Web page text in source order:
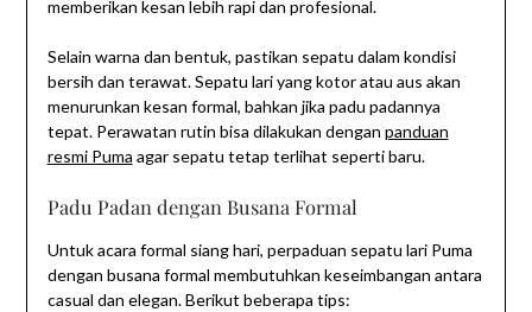
memberikan kesan lebih rapi dan profesional.
Selain warna dan bentuk, pastikan sepatu dalam kondisi
bersih dan terawat. Sepatu lari yang kotor atau aus akan
menurunkan kesan formal, bahkan jika padu padannya
tepat. Perawatan rutin bisa dilakukan dengan panduan
resmi Puma agar sepatu tetap terlihat seperti baru.
Padu Padan dengan Busana Formal
Untuk acara formal siang hari, perpaduan sepatu lari Puma
dengan busana formal membutuhkan keseimbangan antara
casual dan elegan. Berikut beberapa tips: